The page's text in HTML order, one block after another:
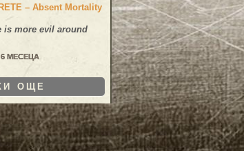
– Absent Mortality
is more evil around
МЕСЕЦА
ОЩЕ